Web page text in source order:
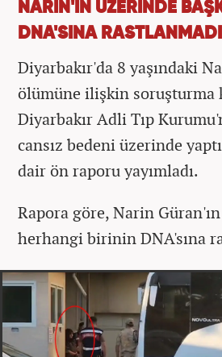
NARİN'İN ÜZERİNDE
DNA'SINA RASTLANMADI
Diyarbakır'da 8 yaşındaki
ölümüne ilişkin soruşturma
Diyarbakır Adli Tıp
cansız bedeni üzerinde
dair ön raporu yayımladı.
Rapora göre, Narin
herhangi birinin DNA'sına